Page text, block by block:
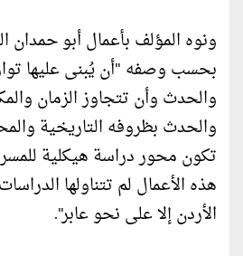
ونوه المؤلف بأعمال أبو
بحسب وصفه "أن يُبنى عليها
والحدث وأن تتجاوز الزمان
والحدث بظروفه التاريخية
تكون محور دراسة هيكلية
هذه الأعمال لم تتناولها
الأردن إلا على نحو عابر".